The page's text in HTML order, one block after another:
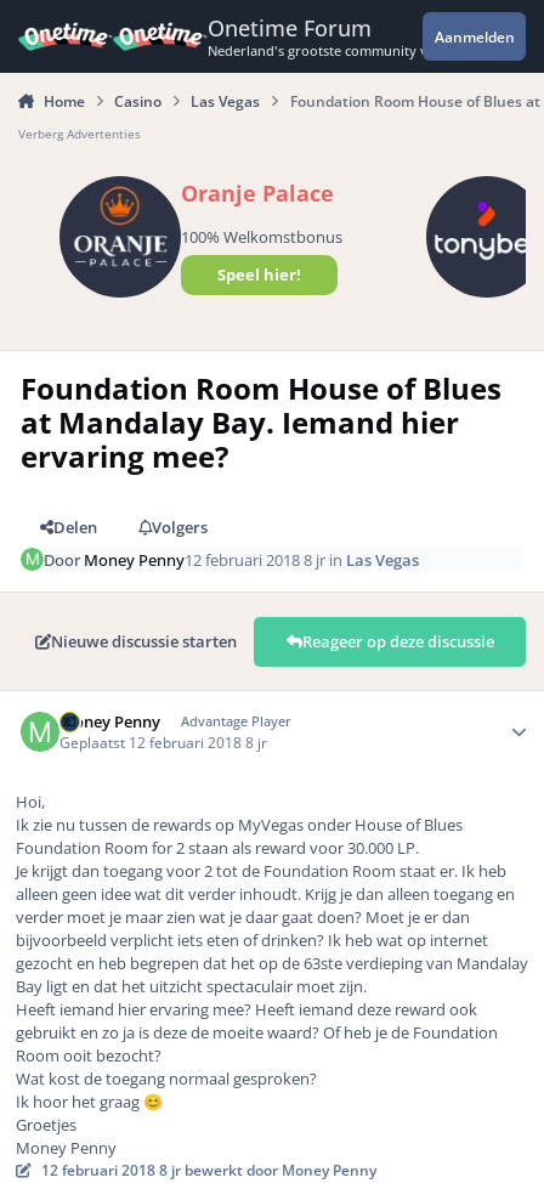
Onetime Forum
Nederland's grootste community voor de
Aanmelden
Home Casino Las Vegas Foundation Room House of Blues
Verberg Advertenties
Oranje Palace
100% Welkomstbonus
Speel hier!
Foundation Room House of Blues
at Mandalay Bay. Iemand hier
ervaring mee?
Delen
Volgers
DoorMoney Penny12 februari 20188 jr in Las Vegas
Nieuwe discussie starten Reageer op deze discussie
Money Penny Advantage Player
Geplaatst 12 februari 20188 jr
Hoi,
Ik zie nu tussen de rewards op MyVegas onder House of Blues
Foundation Room for 2 staan als reward voor 30.000 LP.
Je krijgt dan toegang voor 2 tot de Foundation Room staat er. Ik heb
alleen geen idee wat dit verder inhoudt. Krijg je dan alleen toegang en
verder moet je maar zien wat je daar gaat doen? Moet je er dan
bijvoorbeeld verplicht iets eten of drinken? Ik heb wat op internet
gezocht en heb begrepen dat het op de 63ste verdieping van Mandalay
Bay ligt en dat het uitzicht spectaculair moet zijn.
Heeft iemand hier ervaring mee? Heeft iemand deze reward ook
gebruikt en zo ja is deze de moeite waard? Of heb je de Foundation
Room ooit bezocht?
Wat kost de toegang normaal gesproken?
Ik hoor het graag 😊
Groetjes
Money Penny
12 februari 20188 jr bewerkt door Money Penny